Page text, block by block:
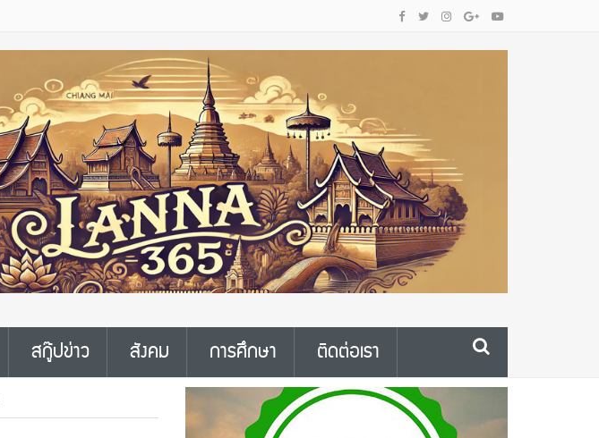
สกู๊ปข่าว สังคม การศึกษา ติดต่อเรา